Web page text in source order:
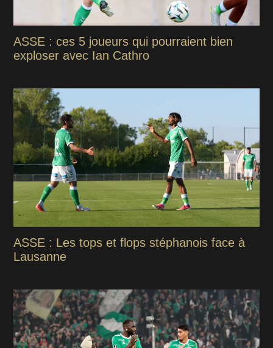
ASSE : ces 5 joueurs qui pourraient bien
exploser avec Ian Cathro
ASSE : Les tops et flops stéphanois face à
Lausanne